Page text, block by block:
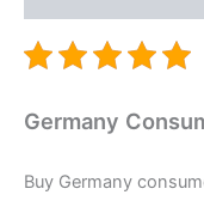
Germany
Buy Germany